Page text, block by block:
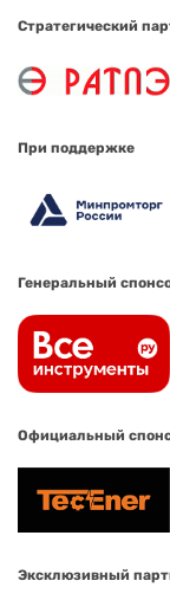
Стратегический
При поддержке
Генеральный
Официальный
Эксклюзивный